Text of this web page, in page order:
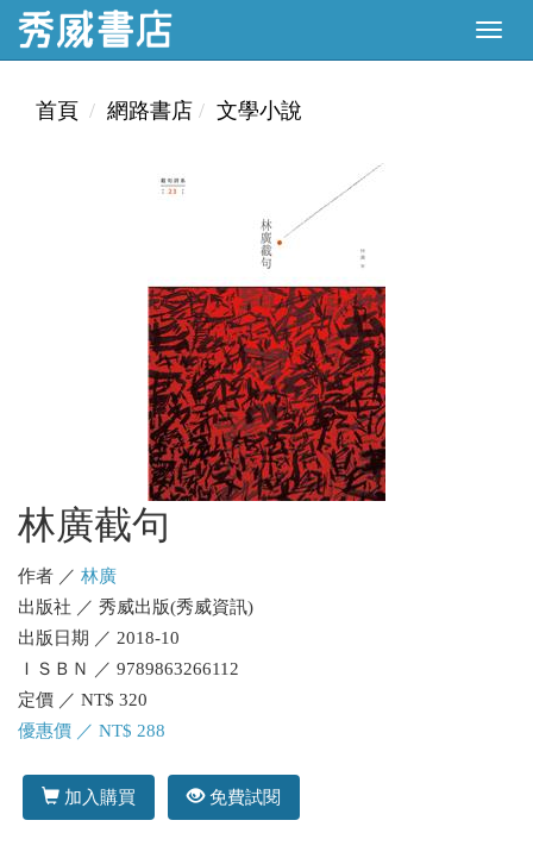
首頁 網路書店 文學小說
林廣截句
作者 ／ 林廣
出版社 ／ 秀威出版(秀威資訊)
出版日期 ／ 2018-10
ＩＳＢＮ ／ 9789863266112
定價 ／ NT$ 320
優惠價 ／ NT$ 288
加入購買 免費試閱